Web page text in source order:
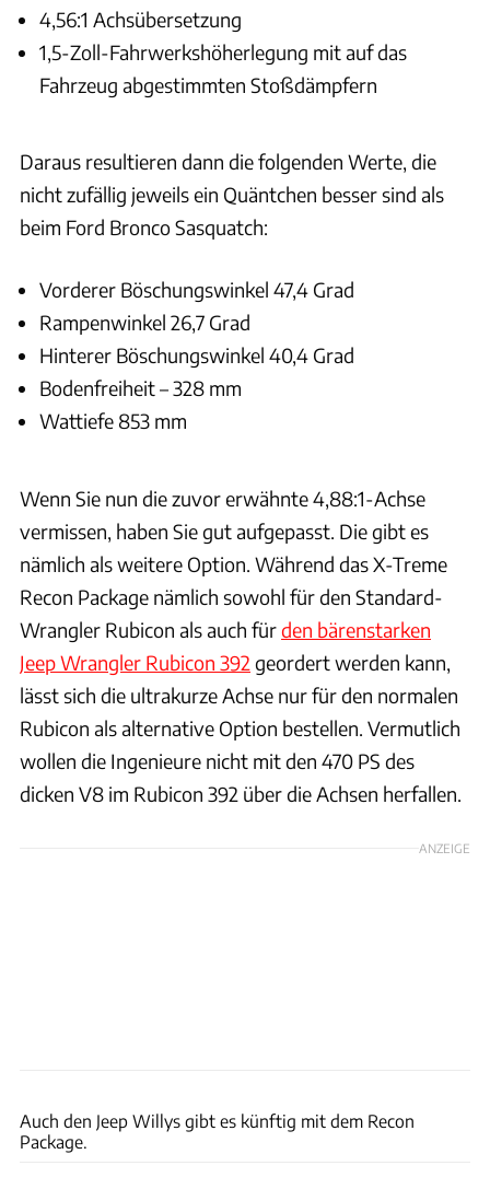
4,56:1 Achsübersetzung
1,5-Zoll-Fahrwerkshöherlegung mit auf das
Fahrzeug abgestimmten Stoßdämpfern
Daraus resultieren dann die folgenden Werte, die
nicht zufällig jeweils ein Quäntchen besser sind als
beim Ford Bronco Sasquatch:
Vorderer Böschungswinkel 47,4 Grad
Rampenwinkel 26,7 Grad
Hinterer Böschungswinkel 40,4 Grad
Bodenfreiheit – 328 mm
Wattiefe 853 mm
Wenn Sie nun die zuvor erwähnte 4,88:1-Achse
vermissen, haben Sie gut aufgepasst. Die gibt es
nämlich als weitere Option. Während das X-Treme
Recon Package nämlich sowohl für den Standard-
Wrangler Rubicon als auch fürden bärenstarken
Jeep Wrangler Rubicon 392 geordert werden kann,
lässt sich die ultrakurze Achse nur für den normalen
Rubicon als alternative Option bestellen. Vermutlich
wollen die Ingenieure nicht mit den 470 PS des
dicken V8 im Rubicon 392 über die Achsen herfallen.
ANZEIGE
Auch den Jeep Willys gibt es künftig mit dem Recon
Package.